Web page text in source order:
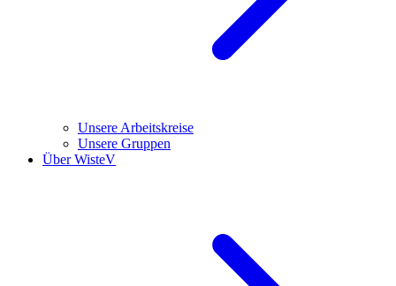
Unsere Arbeitskreise
Unsere Gruppen
Über WisteV